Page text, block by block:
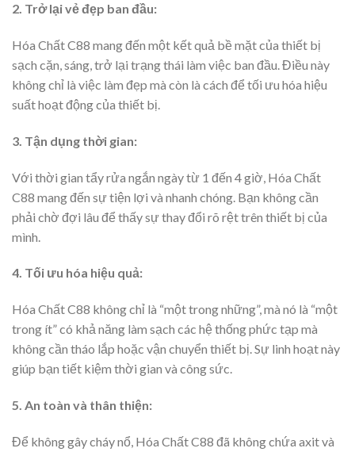
2. Trở lại vẻ đẹp ban đầu:
Hóa Chất C88 mang đến một kết quả bề mặt của thiết bị
sạch cặn, sáng, trở lại trạng thái làm việc ban đầu. Điều này
không chỉ là việc làm đẹp mà còn là cách để tối ưu hóa hiệu
suất hoạt động của thiết bị.
3. Tận dụng thời gian:
Với thời gian tẩy rửa ngắn ngày từ 1 đến 4 giờ, Hóa Chất
C88 mang đến sự tiện lợi và nhanh chóng. Bạn không cần
phải chờ đợi lâu để thấy sự thay đổi rõ rệt trên thiết bị của
mình.
4. Tối ưu hóa hiệu quả:
Hóa Chất C88 không chỉ là “một trong những”, mà nó là “một
trong ít” có khả năng làm sạch các hệ thống phức tạp mà
không cần tháo lắp hoặc vận chuyển thiết bị. Sự linh hoạt này
giúp bạn tiết kiệm thời gian và công sức.
5. An toàn và thân thiện:
Để không gây cháy nổ, Hóa Chất C88 đã không chứa axit và